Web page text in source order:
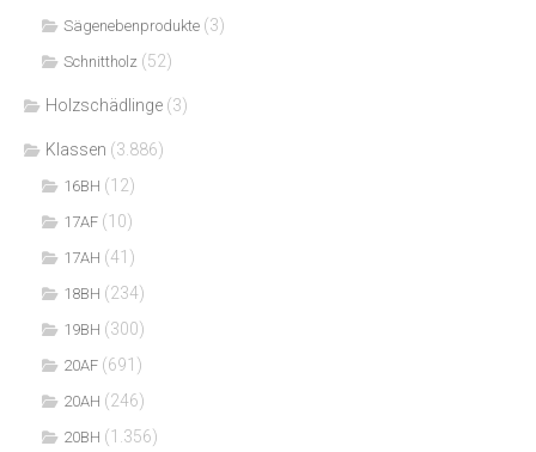
Sägenebenprodukte (3)
Schnittholz (52)
Holzschädlinge (3)
Klassen (3.886)
16BH (12)
17AF (10)
17AH (41)
18BH (234)
19BH (300)
20AF (691)
20AH (246)
20BH (1.356)